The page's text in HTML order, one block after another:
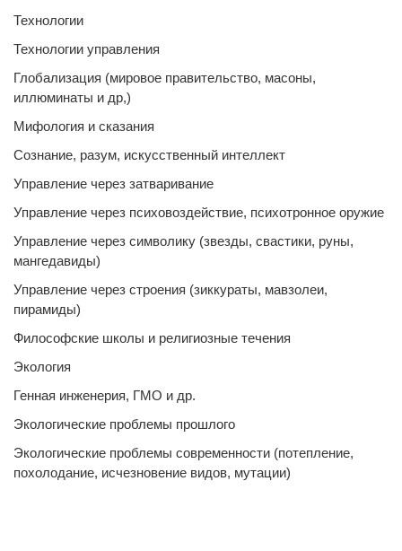
Технологии
Технологии управления
Глобализация (мировое правительство, масоны,
иллюминаты и др,)
Мифология и сказания
Сознание, разум, искусственный интеллект
Управление через затваривание
Управление через психовоздействие, психотронное оружие
Управление через символику (звезды, свастики, руны,
мангедавиды)
Управление через строения (зиккураты, мавзолеи,
пирамиды)
Философские школы и религиозные течения
Экология
Генная инженерия, ГМО и др.
Экологические проблемы прошлого
Экологические проблемы современности (потепление,
похолодание, исчезновение видов, мутации)